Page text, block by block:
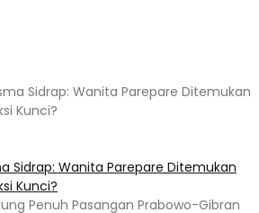
Sidrap: Wanita Parepare Ditemukan
Kunci?